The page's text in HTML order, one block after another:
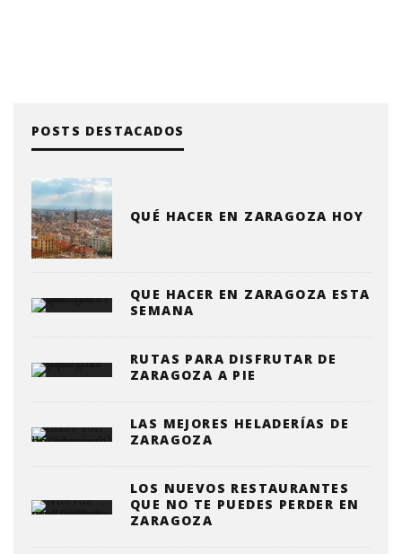
POSTS DESTACADOS
QUÉ HACER EN ZARAGOZA HOY
QUE HACER EN ZARAGOZA ESTA
SEMANA
RUTAS PARA DISFRUTAR DE
ZARAGOZA A PIE
LAS MEJORES HELADERÍAS DE
ZARAGOZA
LOS NUEVOS RESTAURANTES
QUE NO TE PUEDES PERDER EN
ZARAGOZA